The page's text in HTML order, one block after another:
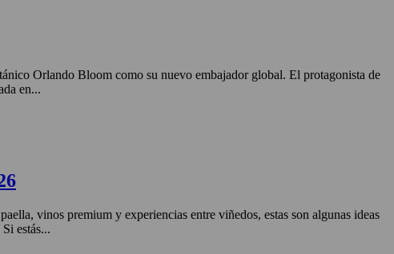
Orlando Bloom como su nuevo embajador global. El protagonista de
en...
vinos premium y experiencias entre viñedos, estas son algunas ideas
estás...